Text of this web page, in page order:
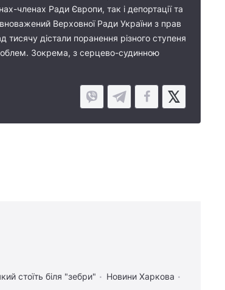
членах Ради Європи, так і депортації та
Верховної Ради України з прав
тисячу дістали поранення різного ступеня
Зокрема, з серцево-судинною
стоїть біля "зебри"
Новини Харкова